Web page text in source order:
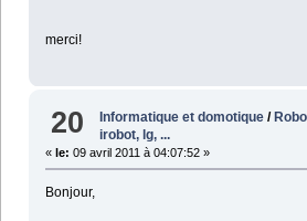
merci!
20 Informatique et domotique /
irobot, lg, ...
« le: 09 avril 2011 à 04:07:52 »
Bonjour,